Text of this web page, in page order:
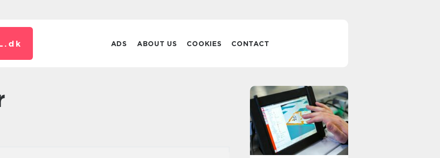
dk ADS ABOUT US COOKIES CONTACT